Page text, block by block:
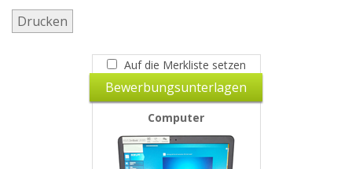
Drucken
Auf die Merkliste setzen
Bewerbungsunterlagen
Computer